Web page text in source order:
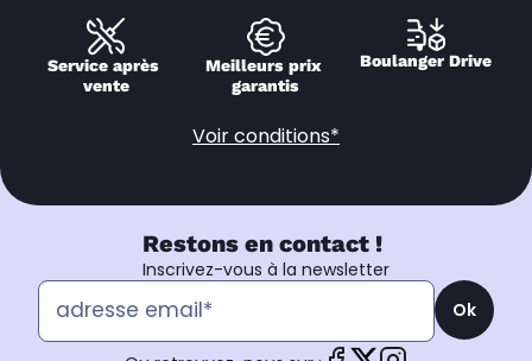
Service après
vente
Meilleurs prix
garantis
Boulanger Drive
Voir conditions*
Restons en contact !
Inscrivez-vous à la newsletter
Ok